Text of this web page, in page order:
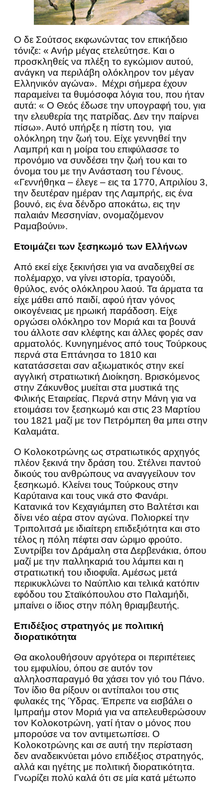
Ο δε Σούτσος εκφωνώντας τον επικήδειο
τόνιζε: « Ανήρ μέγας ετελεύτησε. Και ο
προσκληθείς να πλέξη το εγκώμιον αυτού,
ανάγκη να περιλάβη ολόκληρον τον μέγαν
Ελληνικόν αγώνα». Μέχρι σήμερα έχουν
παραμείνει τα θυμόσοφα λόγια του, που ήταν
αυτά: « Ο Θεός έδωσε την υπογραφή του, για
την ελευθερία της πατρίδας. Δεν την παίρνει
πίσω». Αυτό υπήρξε η πίστη του, για
ολόκληρη την ζωή του. Είχε γεννηθεί την
Λαμπρή και η μοίρα του επιφύλασσε το
προνόμιο να συνδέσει την ζωή του και το
όνομα του με την Ανάσταση του Γένους.
«Γεννήθηκα – έλεγε – εις τα 1770, Απριλίου 3,
την δευτέραν ημέραν της Λαμπρής, εις ένα
βουνό, εις ένα δένδρο αποκάτω, εις την
παλαιάν Μεσσηνίαν, ονομαζόμενον
Ραμαβούνι».
Ετοιμάζει των ξεσηκωμό των Ελλήνων
Από εκεί είχε ξεκινήσει για να αναδειχθεί σε
πολέμαρχο, να γίνει ιστορία, τραγούδι,
θρύλος, ενός ολόκληρου λαού. Τα άρματα τα
είχε μάθει από παιδί, αφού ήταν γόνος
οικογένειας με ηρωική παράδοση. Είχε
οργώσει ολόκληρο τον Μοριά και τα βουνά
του άλλοτε σαν κλέφτης και άλλες φορές σαν
αρματολός. Κυνηγημένος από τους Τούρκους
περνά στα Επτάνησα το 1810 και
κατατάσσεται σαν αξιωματικός στην εκεί
αγγλική στρατιωτική Διοίκηση. Βρισκόμενος
στην Ζάκυνθος μυείται στα μυστικά της
Φιλικής Εταιρείας. Περνά στην Μάνη για να
ετοιμάσει τον ξεσηκωμό και στις 23 Μαρτίου
του 1821 μαζί με τον Πετρόμπεη θα μπει στην
Καλαμάτα.
Ο Κολοκοτρώνης ως στρατιωτικός αρχηγός
πλέον ξεκινά την δράση του. Στέλνει παντού
δικούς του ανθρώπους να αναγγείλουν τον
ξεσηκωμό. Κλείνει τους Τούρκους στην
Καρύταινα και τους νικά στο Φανάρι.
Κατανικά τον Κεχαγιάμπεη στο Βαλτέτσι και
δίνει νέο αέρα στον αγώνα. Πολιορκεί την
Τριπολιτσά με ιδιαίτερη επιδεξιότητα και στο
τέλος η πόλη πέφτει σαν ώριμο φρούτο.
Συντρίβει τον Δράμαλη στα Δερβενάκια, όπου
μαζί με την παλληκαριά του λάμπει και η
στρατιωτική του ιδιοφυΐα. Αμέσως μετά
περικυκλώνει το Ναύπλιο και τελικά κατόπιν
εφόδου του Σταϊκόπουλου στο Παλαμήδι,
μπαίνει ο ίδιος στην πόλη θριαμβευτής.
Επιδέξιος στρατηγός με πολιτική
διορατικότητα
Θα ακολουθήσουν αργότερα οι περιπέτειες
του εμφυλίου, όπου σε αυτόν τον
αλληλοσπαραγμό θα χάσει τον γιό του Πάνο.
Τον ίδιο θα ρίξουν οι αντίπαλοι του στις
φυλακές της Ύδρας. Έπρεπε να εισβάλει ο
Ιμπραήμ στον Μοριά για να απελευθερώσουν
τον Κολοκοτρώνη, γατί ήταν ο μόνος που
μπορούσε να τον αντιμετωπίσει. Ο
Κολοκοτρώνης και σε αυτή την περίσταση
δεν αναδεικνύεται μόνο επιδέξιος στρατηγός,
αλλά και ηγέτης με πολιτική διορατικότητα.
Γνωρίζει πολύ καλά ότι σε μία κατά μέτωπο